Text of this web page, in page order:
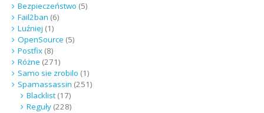
Bezpieczeństwo (5)
Fail2ban (6)
Luźniej (1)
OpenSource (5)
Postfix(8)
Różne (271)
Samo sie zrobilo (1)
Spamassassin (251)
Blacklist(17)
Reguły(228)